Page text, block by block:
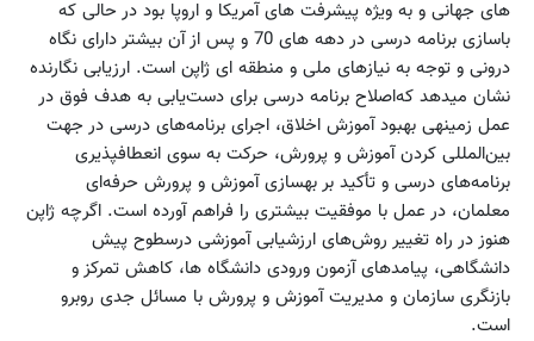
های جهانی و به ویژه پیشرفت های آمریکا و اروپا بود در حالی که
باسازی برنامه درسی در دهه های 70 و پس از آن بیشتر دارای نگاه
درونی و توجه به نیازهای ملی و منطقه ای ژاپن است. ارزیابی نگارنده
نشان می‏دهد که‌اصلاح برنامه درسی برای‌ دست‌یابی‌ به‌ هدف‌ فوق‌ در
عمل زمینه‏ی‌ بهبود آموزش‌ اخلاق‌، اجرای‌ برنامه‌های‌ درسی‌ در جهت‌
بین‌المللی‌ کردن‌ آموزش‌ و پرورش‌، حرکت‌ به‌ سوی‌ انعطاف‏پذیری‌
برنامه‌های‌ درسی‌ و تأکید بر بهسازی آموزش و پرورش‌ حرفه‌ای‌
معلمان‌، در عمل‌ با موفقیت‌ بیش‏تری‌ را فراهم آورده است. اگرچه ژاپن
هنوز در راه تغییر روش‌های‌ ارزش‏یابی‌ آموزشی‌ درسطوح پیش
دانشگاهی، پیامدهای آزمون ورودی دانشگاه ها، کاهش‌ تمرکز و
بازنگری‌ سازمان‌ و مدیریت‌ آموزش‌ و پرورش‌ با مسائل جدی روبرو
است.